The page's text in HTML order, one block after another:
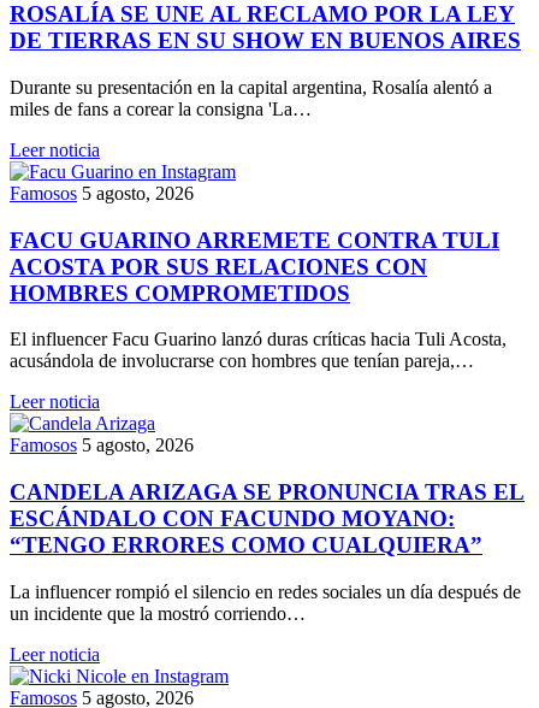
ROSALÍA SE UNE AL RECLAMO POR LA LEY
DE TIERRAS EN SU SHOW EN BUENOS AIRES
Durante su presentación en la capital argentina, Rosalía alentó a
miles de fans a corear la consigna 'La…
Leer noticia
Famosos 5 agosto, 2026
FACU GUARINO ARREMETE CONTRA TULI
ACOSTA POR SUS RELACIONES CON
HOMBRES COMPROMETIDOS
El influencer Facu Guarino lanzó duras críticas hacia Tuli Acosta,
acusándola de involucrarse con hombres que tenían pareja,…
Leer noticia
Famosos 5 agosto, 2026
CANDELA ARIZAGA SE PRONUNCIA TRAS EL
ESCÁNDALO CON FACUNDO MOYANO:
“TENGO ERRORES COMO CUALQUIERA”
La influencer rompió el silencio en redes sociales un día después de
un incidente que la mostró corriendo…
Leer noticia
Famosos 5 agosto, 2026